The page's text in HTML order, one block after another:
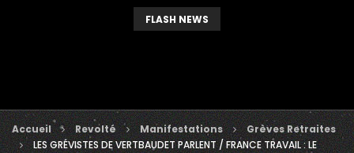
FLASH NEWS
Accueil Revolté Manifestations
Grèves Retraites
LES GRÉVISTES DE VERTBAUDET PARLENT / FRANCE TRAVAIL : LE